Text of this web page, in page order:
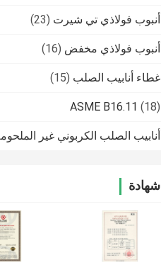
أنبوب فولاذي تي شيرت (23)
أنبوب فولاذي مخفض (16)
غطاء أنابيب الصلب (15)
ASME B16.11 (18)
أنابيب الصلب الكربوني غير
شهادة